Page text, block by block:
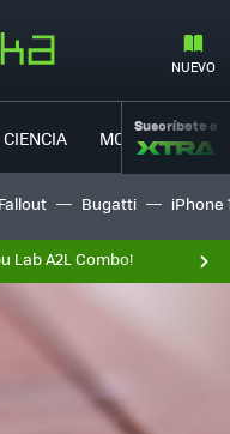
NUEVO
CIENCIA MOVILIDAD
Suscríbete a
Fallout Bugatti iPhone
Lab A2L Combo!